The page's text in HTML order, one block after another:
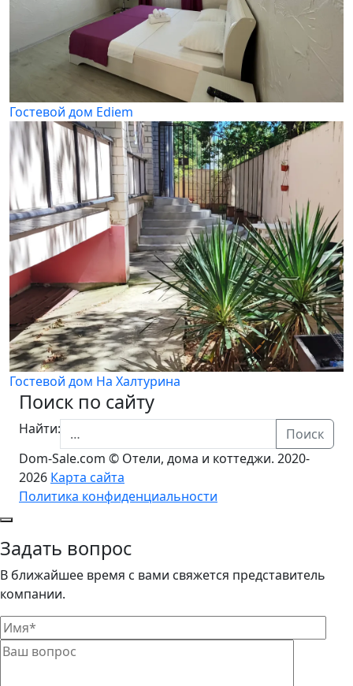
Гостевой дом Ediem
Гостевой дом На Халтурина
Поиск по сайту
Найти:
Поиск
Dom-Sale.com © Отели, дома и коттеджи. 2020-
2026 Карта сайта
Политика конфиденциальности
Задать вопрос
В ближайшее время с вами свяжется представитель
компании.